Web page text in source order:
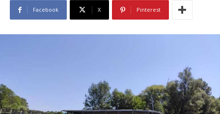
Facebook X Pinterest